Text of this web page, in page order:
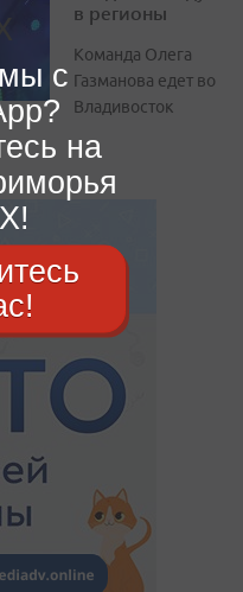
в регионы
Команда Олега
Газманова едет во
Владивосток
с
на